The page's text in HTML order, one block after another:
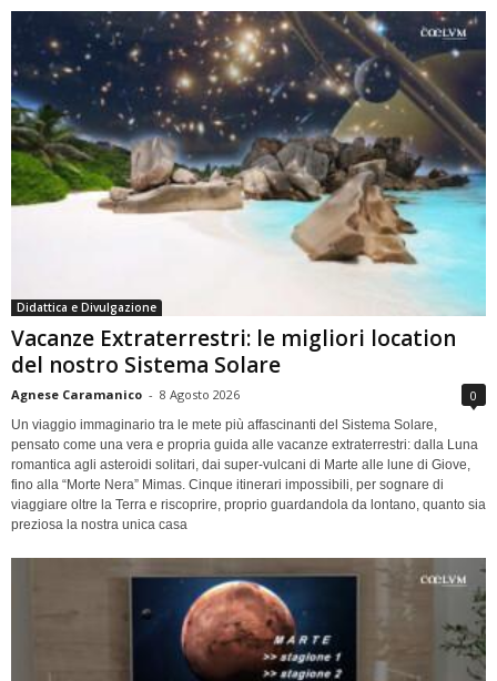
Didattica e Divulgazione
Vacanze Extraterrestri: le migliori location
del nostro Sistema Solare
Agnese Caramanico - 8 Agosto 2026 0
Un viaggio immaginario tra le mete più affascinanti del Sistema Solare,
pensato come una vera e propria guida alle vacanze extraterrestri: dalla Luna
romantica agli asteroidi solitari, dai super-vulcani di Marte alle lune di Giove,
fino alla “Morte Nera” Mimas. Cinque itinerari impossibili, per sognare di
viaggiare oltre la Terra e riscoprire, proprio guardandola da lontano, quanto sia
preziosa la nostra unica casa